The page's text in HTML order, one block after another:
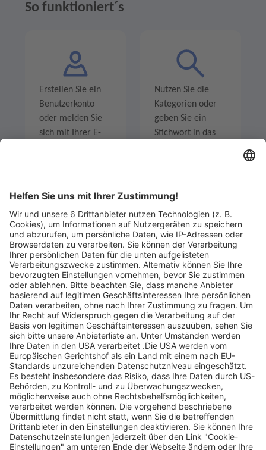
So funktioniert´s
Erstellen Sie ein
Benutzerkonto
oder melden Sie
sich mit Ihrer E-
Nutzen Sie die
Kategorien oder
geben Sie ein
Stichwort in das
Legen Sie zum
Mitbieten eine
Höchstgrenze für
Ihr Gebot fest. Ein
automatischer
Bietagent bietet
für Sie bis zum
Höchstgebot.
Sind Sie am Ende
der
Höchstbietende,
werden Sie per E-
Mail informiert
und erhalten nach
Zahlungseingang
ein Zertifikat zum
Einlösen des
Angebots.